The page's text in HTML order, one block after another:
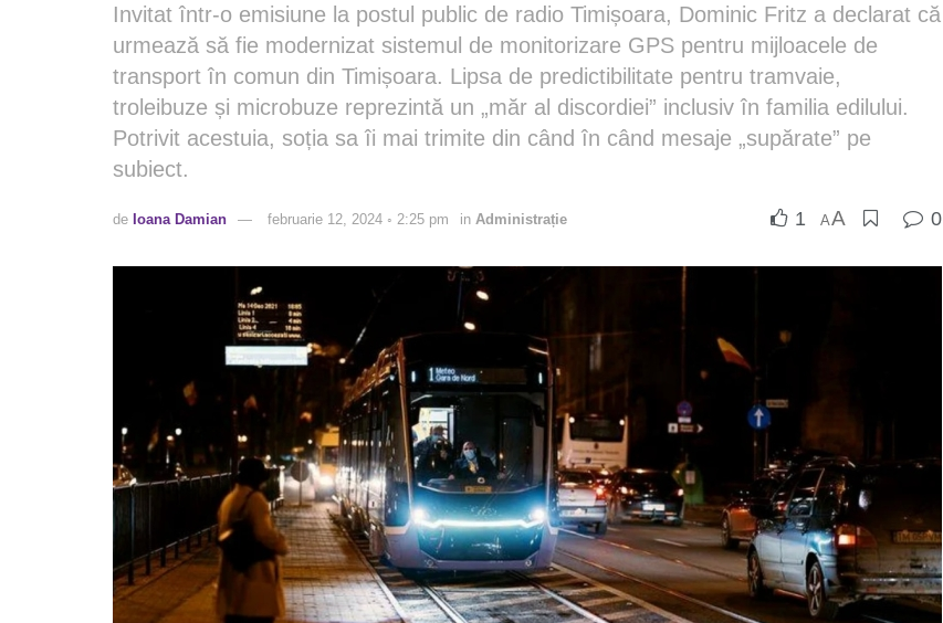
Invitat într-o emisiune la postul public de radio Timișoara, Dominic Fritz a declarat că
urmează să fie modernizat sistemul de monitorizare GPS pentru mijloacele de
transport în comun din Timișoara. Lipsa de predictibilitate pentru tramvaie,
troleibuze și microbuze reprezintă un „măr al discordiei” inclusiv în familia edilului.
Potrivit acestuia, soția sa îi mai trimite din când în când mesaje „supărate” pe
subiect.
de Ioana Damian februarie 12, 2024 ◦ 2:25 pm in Administrație 1 AA 0